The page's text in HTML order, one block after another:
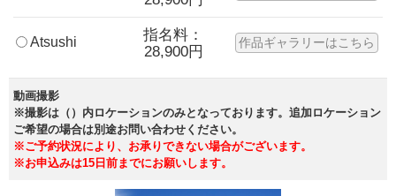
Atsushi
指名料：
28,900円
作品ギャラリーはこちら
動画撮影
※撮影は（）内ロケーションのみとなっております。追加ロケーション
ご希望の場合は別途お問い合わせください。
※ご予約状況により、お承りできない場合がございます。
※お申込みは15日前までにお願いします。